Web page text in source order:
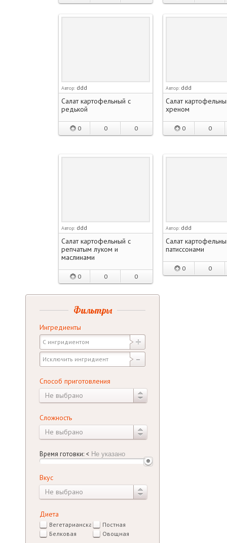
Автор: ddd
Салат картофельный с
редькой
0 0 0
Автор: ddd
Салат
хреном
0 0
Автор: ddd
Салат картофельный с
репчатым луком и
маслинами
0 0 0
Автор: ddd
Салат
патиссонами
0 0
Фильтры
Ингредиенты
Способ приготовления
Не выбрано
Сложность
Не выбрано
Время готовки: <
Вкус
Не выбрано
Диета
Вегетарианская
Постная
Белковая
Овощная